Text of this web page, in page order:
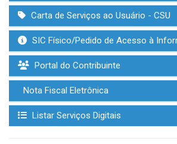
Carta de Serviços ao Usuário - CSU
SIC Físico/Pedido de Acesso à
Portal do Contribuinte
Nota Fiscal Eletrônica
Listar Serviços Digitais